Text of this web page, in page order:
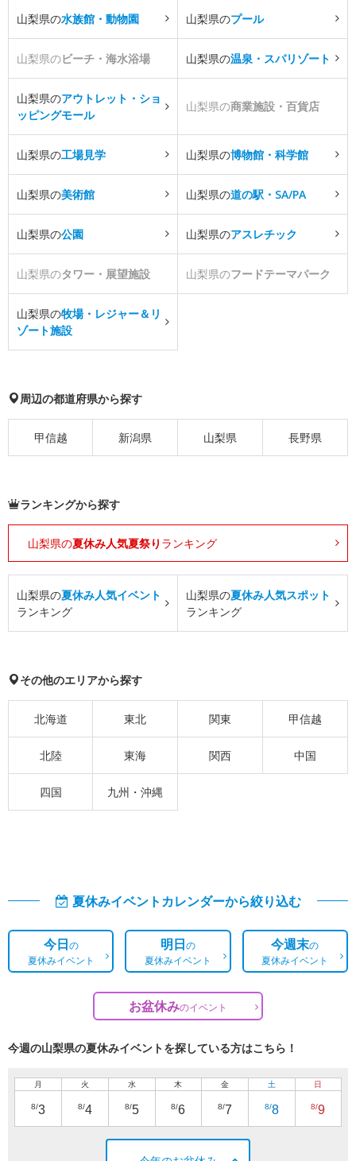
山梨県の水族館・動物園 山梨県のプール
山梨県のビーチ・海水浴場 山梨県の温泉・スパリゾート
山梨県のアウトレット・ショ
ッピングモール
山梨県の商業施設・百貨店
山梨県の工場見学 山梨県の博物館・科学館
山梨県の美術館 山梨県の道の駅・SA/PA
山梨県の公園 山梨県のアスレチック
山梨県のタワー・展望施設 山梨県のフードテーマパーク
山梨県の牧場・レジャー＆リ
ゾート施設
周辺の都道府県から探す
甲信越 新潟県 山梨県 長野県
ランキングから探す
山梨県の夏休み人気夏祭り ランキング
山梨県の夏休み人気イベント
ランキング
山梨県の夏休み人気スポット
ランキング
その他のエリアから探す
北海道 東北 関東 甲信越
北陸 東海 関西 中国
四国 九州・沖縄
夏休みイベントカレンダーから絞り込む
今日の
夏休みイベント
明日の
夏休みイベント
今週末の
夏休みイベント
お盆休みのイベント
今週の山梨県の夏休みイベントを探している方はこちら！
月
8/3
火
8/4
水
8/5
木
8/6
金
8/7
土
8/8
日
8/9